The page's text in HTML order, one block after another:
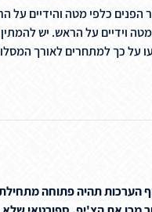
כלפי מטה והידיים על
על כך למתחרים לאורך
הערכות תהיה פתוחה